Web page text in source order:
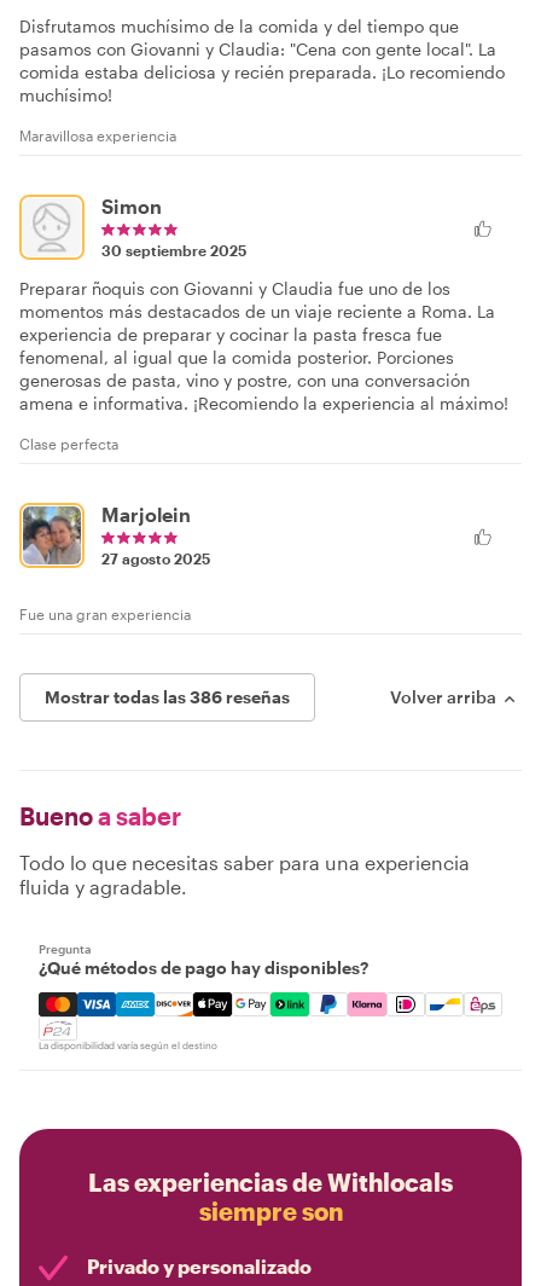
Disfrutamos muchísimo de la comida y del tiempo que
pasamos con Giovanni y Claudia: "Cena con gente local". La
comida estaba deliciosa y recién preparada. ¡Lo recomiendo
muchísimo!
Maravillosa experiencia
Simon
30 septiembre 2025
Preparar ñoquis con Giovanni y Claudia fue uno de los
momentos más destacados de un viaje reciente a Roma. La
experiencia de preparar y cocinar la pasta fresca fue
fenomenal, al igual que la comida posterior. Porciones
generosas de pasta, vino y postre, con una conversación
amena e informativa. ¡Recomiendo la experiencia al máximo!
Clase perfecta
Marjolein
27 agosto 2025
Fue una gran experiencia
Mostrar todas las 386 reseñas Volver arriba
Buenoa saber
Todo lo que necesitas saber para una experiencia
fluida y agradable.
Pregunta
¿Qué métodos de pago hay disponibles?
Mastercard, Visa, Amex, Discover, Apple Pay, Google
La disponibilidad varía según el destino
Las experiencias de Withlocals
siempre son
Privado y personalizado